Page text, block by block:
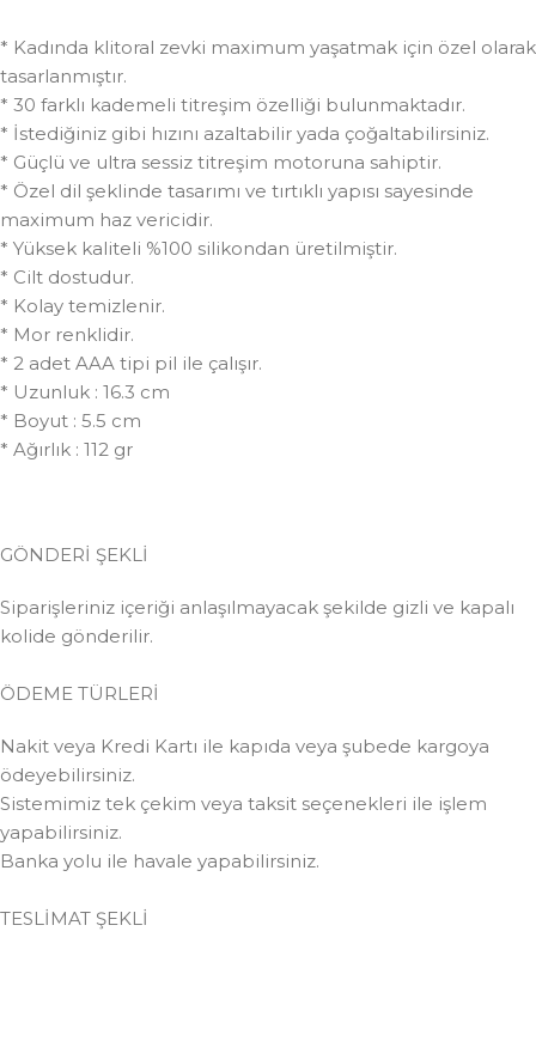
* Kadında klitoral zevki maximum yaşatmak için özel olarak
tasarlanmıştır.
* 30 farklı kademeli titreşim özelliği bulunmaktadır.
* İstediğiniz gibi hızını azaltabilir yada çoğaltabilirsiniz.
* Güçlü ve ultra sessiz titreşim motoruna sahiptir.
* Özel dil şeklinde tasarımı ve tırtıklı yapısı sayesinde
maximum haz vericidir.
* Yüksek kaliteli %100 silikondan üretilmiştir.
* Cilt dostudur.
* Kolay temizlenir.
* Mor renklidir.
* 2 adet AAA tipi pil ile çalışır.
* Uzunluk : 16.3 cm
* Boyut : 5.5 cm
* Ağırlık : 112 gr
GÖNDERİ ŞEKLİ
Siparişleriniz içeriği anlaşılmayacak şekilde gizli ve kapalı
kolide gönderilir.
ÖDEME TÜRLERİ
Nakit veya Kredi Kartı ile kapıda veya şubede kargoya
ödeyebilirsiniz.
Sistemimiz tek çekim veya taksit seçenekleri ile işlem
yapabilirsiniz.
Banka yolu ile havale yapabilirsiniz.
TESLİMAT ŞEKLİ